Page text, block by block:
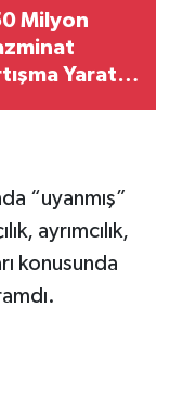
Milyon
Yarattı:
“uyanmış”
ayrımcılık,
konusunda